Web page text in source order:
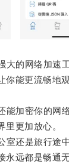
的网络加速
你能更流畅地
加密你的网
里更加放心。
还是旅行途
远都是畅通无